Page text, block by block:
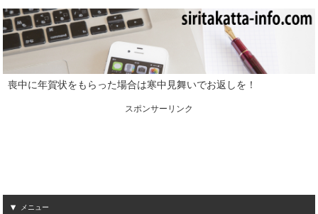
喪中に年賀状をもらった場合は寒中見舞いでお返しを！
スポンサーリンク
メニュー